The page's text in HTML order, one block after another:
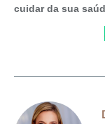
cuidar da sua